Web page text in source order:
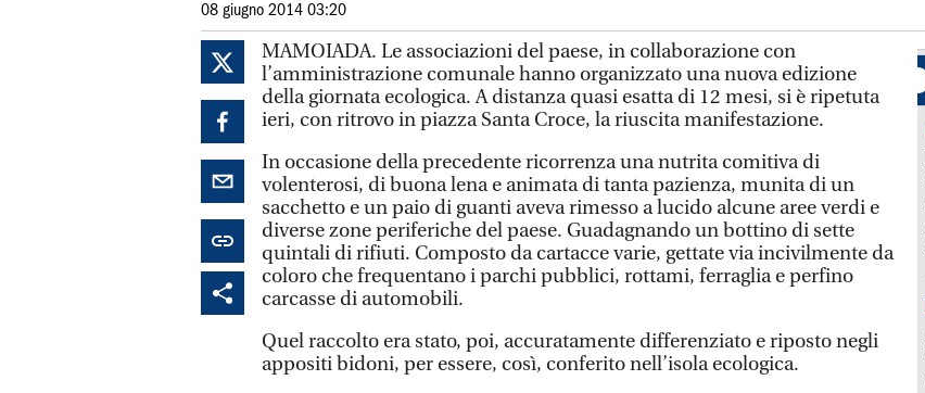
08 giugno 2014 03:20
MAMOIADA. Le associazioni del paese, in collaborazione con
l’amministrazione comunale hanno organizzato una nuova edizione
della giornata ecologica. A distanza quasi esatta di 12 mesi, si è ripetuta
ieri, con ritrovo in piazza Santa Croce, la riuscita manifestazione.
In occasione della precedente ricorrenza una nutrita comitiva di
volenterosi, di buona lena e animata di tanta pazienza, munita di un
sacchetto e un paio di guanti aveva rimesso a lucido alcune aree verdi e
diverse zone periferiche del paese. Guadagnando un bottino di sette
quintali di rifiuti. Composto da cartacce varie, gettate via incivilmente da
coloro che frequentano i parchi pubblici, rottami, ferraglia e perfino
carcasse di automobili.
Quel raccolto era stato, poi, accuratamente differenziato e riposto negli
appositi bidoni, per essere, così, conferito nell’isola ecologica.